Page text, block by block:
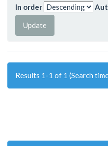
In order
Results 1-1 of 1 (Search